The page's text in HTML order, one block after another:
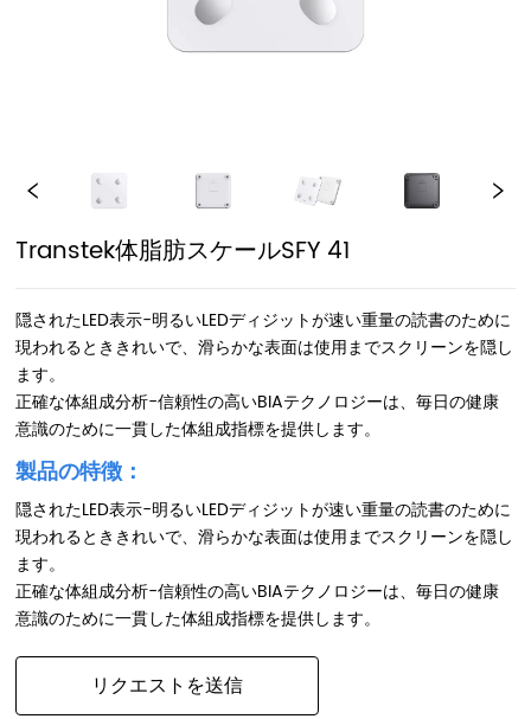
Transtek体脂肪スケールSFY 41
隠されたLED表示-明るいLEDディジットが速い重量の読書のために
現われるとききれいで、滑らかな表面は使用までスクリーンを隠し
ます。
正確な体組成分析-信頼性の高いBIAテクノロジーは、毎日の健康
意識のために一貫した体組成指標を提供します。
製品の特徴：
隠されたLED表示-明るいLEDディジットが速い重量の読書のために
現われるとききれいで、滑らかな表面は使用までスクリーンを隠し
ます。
正確な体組成分析-信頼性の高いBIAテクノロジーは、毎日の健康
意識のために一貫した体組成指標を提供します。
リクエストを送信